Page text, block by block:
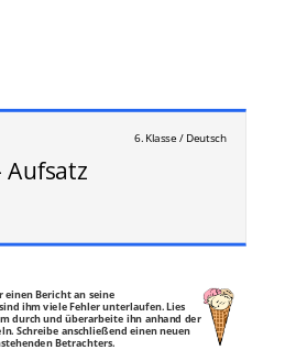
6. Klasse / Deutsch
Aufsatz
einen Bericht an seine
ihm viele Fehler unterlaufen. Lies
durch und überarbeite ihn anhand der
Schreibe anschließend einen neuen
Betrachters.